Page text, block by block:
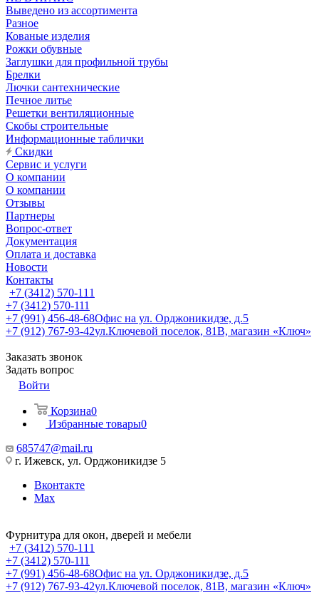
Выведено из ассортимента
Разное
Кованые изделия
Рожки обувные
Заглушки для профильной трубы
Брелки
Лючки сантехнические
Печное литье
Решетки вентиляционные
Скобы строительные
Информационные таблички
Скидки
Сервис и услуги
О компании
О компании
Отзывы
Партнеры
Вопрос-ответ
Документация
Оплата и доставка
Новости
Контакты
+7 (3412) 570-111
+7 (3412) 570-111
+7 (991) 456-48-68Офис на ул. Орджоникидзе, д.5
+7 (912) 767-93-42ул.Ключевой поселок, 81В, магазин «Ключ»
Заказать звонок
Задать вопрос
Войти
Корзина0
Избранные товары0
685747@mail.ru
г. Ижевск, ул. Орджоникидзе 5
Вконтакте
Max
Фурнитура для окон, дверей и мебели
+7 (3412) 570-111
+7 (3412) 570-111
+7 (991) 456-48-68Офис на ул. Орджоникидзе, д.5
+7 (912) 767-93-42ул.Ключевой поселок, 81В, магазин «Ключ»